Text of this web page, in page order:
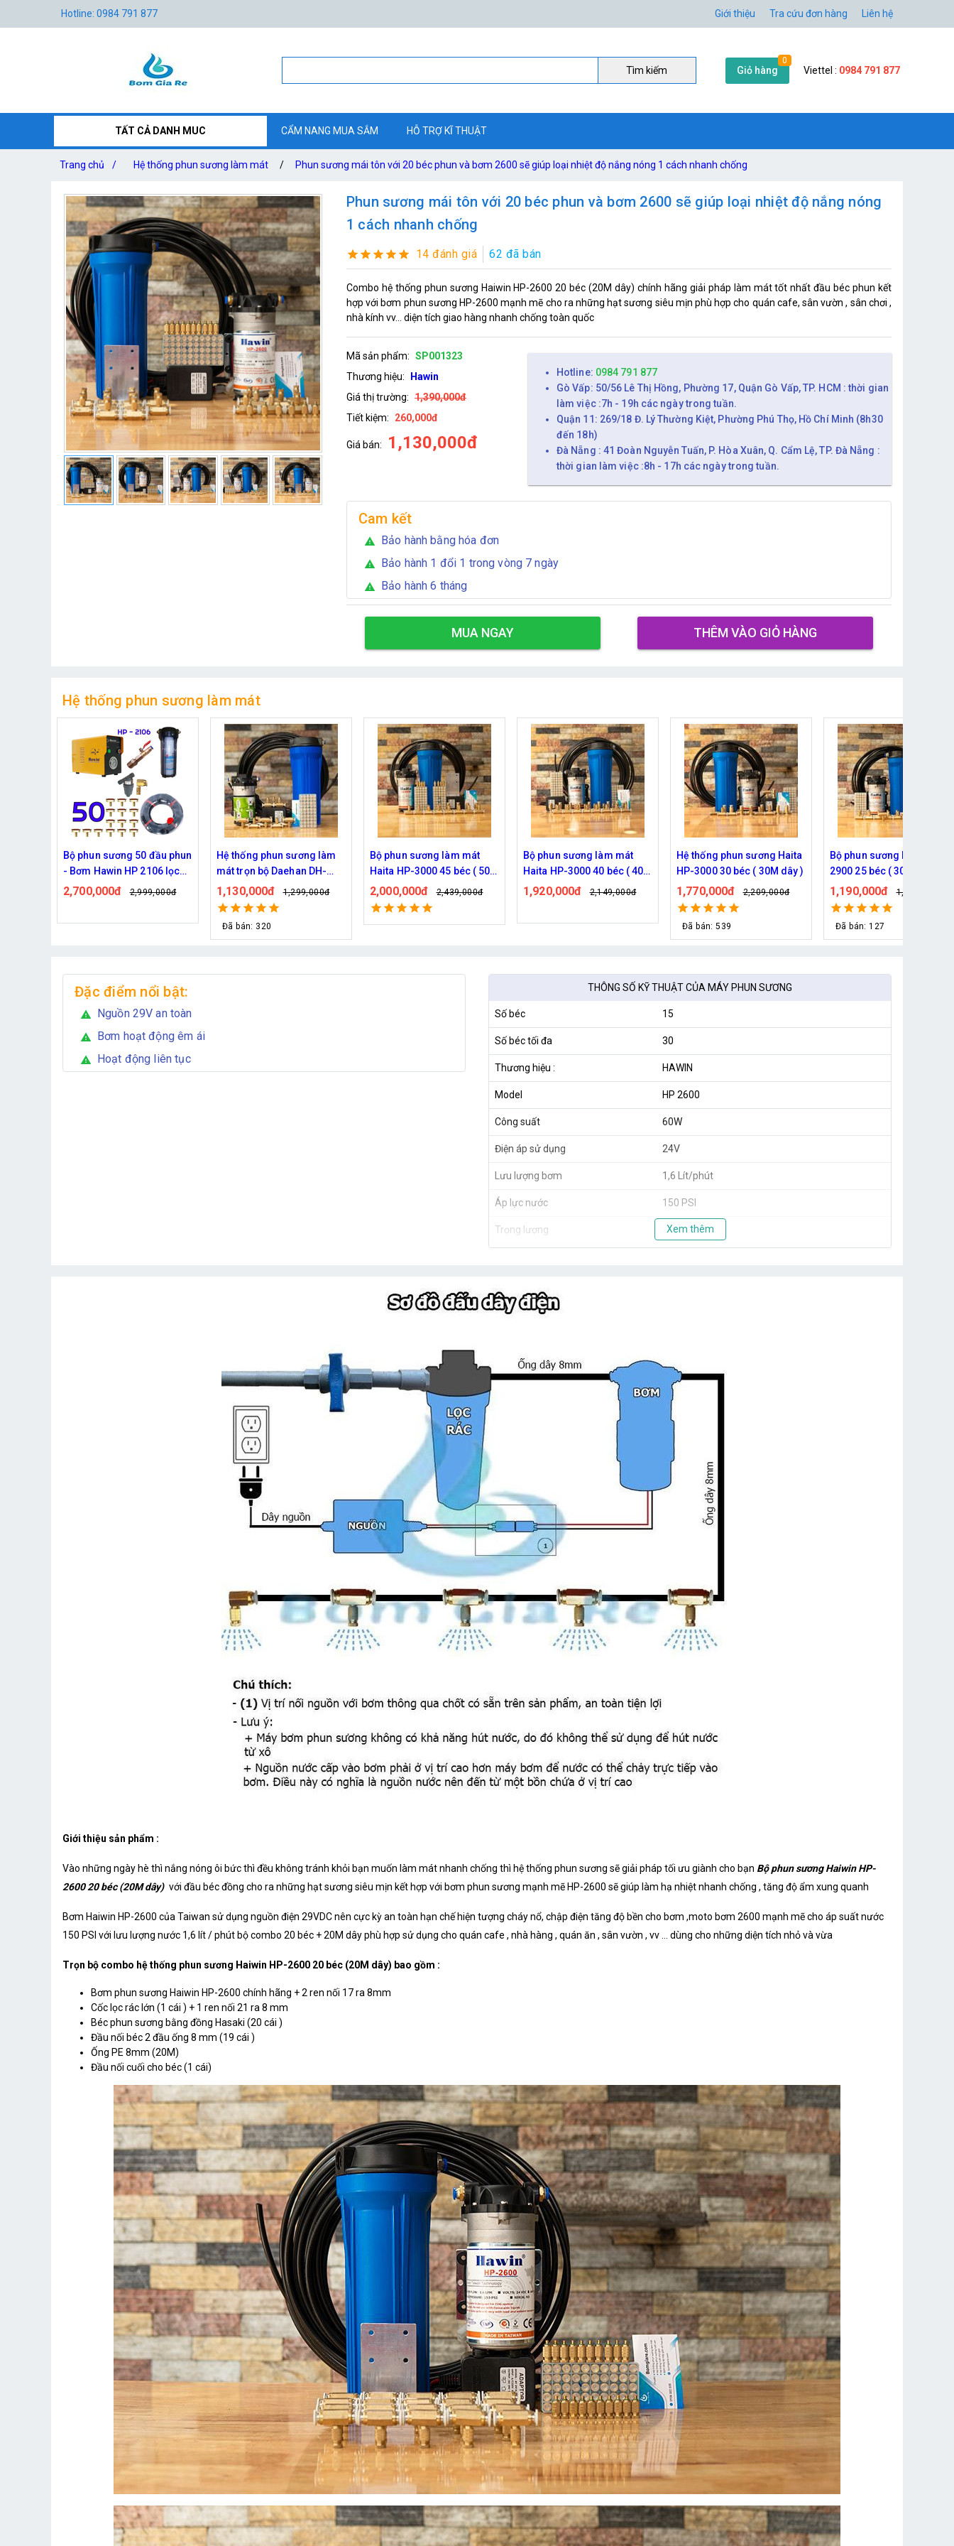
Hotline: 0984 791 877 Giới thiệu Tra cứu đơn hàng Liên hệ
Tìm kiếm Giỏ hàng
0
Viettel : 0984 791 877
TẤT CẢ DANH MUC CẨM NANG MUA SẮM HỖ TRỢ KĨ THUẬT
Trang chủ / Hệ thống phun sương làm mát / Phun sương mái tôn với 20 béc phun và bơm 2600 sẽ giúp loại nhiệt độ nắng nóng 1 cách nhanh chống
Phun sương mái tôn với 20 béc phun và bơm 2600 sẽ giúp loại nhiệt độ nắng nóng
1 cách nhanh chống
14 đánh giá 62 đã bán
Combo hệ thống phun sương Haiwin HP-2600 20 béc (20M dây) chính hãng giải pháp làm mát tốt nhất đầu béc phun kết
hợp với bơm phun sương HP-2600 mạnh mẽ cho ra những hạt sương siêu mịn phù hợp cho quán cafe, sân vườn , sân chơi ,
nhà kính vv... diện tích giao hàng nhanh chống toàn quốc
Mã sản phẩm: SP001323
Thương hiệu:
Hawin
Giá thị trường: 1,390,000đ
Tiết kiệm:
260,000đ
Giá bán: 1,130,000đ
Hotline: 0984 791 877
Gò Vấp: 50/56 Lê Thị Hồng, Phường 17, Quận Gò Vấp, TP. HCM : thời gian
làm việc :7h - 19h các ngày trong tuần.
Quận 11: 269/18 Đ. Lý Thường Kiệt, Phường Phú Thọ, Hồ Chí Minh (8h30
đến 18h)
Đà Nẵng : 41 Đoàn Nguyễn Tuấn, P. Hòa Xuân, Q. Cẩm Lệ, TP. Đà Nẵng :
thời gian làm việc :8h - 17h các ngày trong tuần.
Cam kết
warning Bảo hành bằng hóa đơn
warning Bảo hành 1 đổi 1 trong vòng 7 ngày
warning Bảo hành 6 tháng
MUA NGAY THÊM VÀO GIỎ HÀNG
Hệ thống phun sương làm mát
Hệ thống phun sương làm
mát trọn bộ Daehan DH-
6017 20 béc
1,130,000đ 1,299,000đ
Đã bán: 320
Bộ phun sương làm mát
Haita HP-3000 45 béc ( 50M
dây )
2,000,000đ 2,439,000đ
Bộ phun sương làm mát
Haita HP-3000 40 béc ( 40M
dây )
1,920,000đ 2,149,000đ
Hệ thống phun sương Haita
HP-3000 30 béc ( 30M dây )
1,770,000đ 2,209,000đ
Đã bán: 539
Bộ phun sương Haita HP-
2900 25 béc ( 30M dây)
1,190,000đ 1,339,000đ
Đã bán: 127
Hệ thống phun sương 5
( 10m dây )- Bơm Hàn
6017 trọn bộ
930,000đ 1,079,000đ
Đã bán: 76
Đặc điểm nổi bật:
warning Nguồn 29V an toàn
warning Bơm hoạt động êm ái
warning Hoạt động liên tục
THÔNG SỐ KỸ THUẬT CỦA MÁY PHUN SƯƠNG
Số béc 15
Số béc tối đa 30
Thương hiệu : HAWIN
Model HP 2600
Công suất 60W
Điện áp sử dụng 24V
Lưu lượng bơm 1,6 Lít/phút
Áp lực nước 150 PSI
Trọng lượng 1,8kg
Xem thêm
Giới thiệu sản phẩm :
Vào những ngày hè thì nắng nóng ôi bức thì đều không tránh khỏi bạn muốn làm mát nhanh chống thì hệ thống phun sương sẽ giải pháp tối ưu giành cho bạn Bộ phun sương Haiwin HP-
2600 20 béc (20M dây) với đầu béc đồng cho ra những hạt sương siêu mịn kết hợp với bơm phun sương mạnh mẽ HP-2600 sẽ giúp làm hạ nhiệt nhanh chống , tăng độ ẩm xung quanh
Bơm Haiwin HP-2600 của Taiwan sử dụng nguồn điện 29VDC nên cực kỳ an toàn hạn chế hiện tượng cháy nổ, chập điện tăng độ bền cho bơm ,moto bơm 2600 mạnh mẽ cho áp suất nước
150 PSI với lưu lượng nước 1,6 lít / phút bộ combo 20 béc + 20M dây phù hợp sử dụng cho quán cafe , nhà hàng , quán ăn , sân vườn , vv ... dùng cho những diện tích nhỏ và vừa
Trọn bộ combo hệ thống phun sương Haiwin HP-2600 20 béc (20M dây) bao gồm :
Bơm phun sương Haiwin HP-2600 chính hãng + 2 ren nối 17 ra 8mm
Cốc lọc rác lớn (1 cái ) + 1 ren nối 21 ra 8 mm
Béc phun sương bằng đồng Hasaki (20 cái )
Đầu nối béc 2 đầu ống 8 mm (19 cái )
Ống PE 8mm (20M)
Đầu nối cuối cho béc (1 cái)